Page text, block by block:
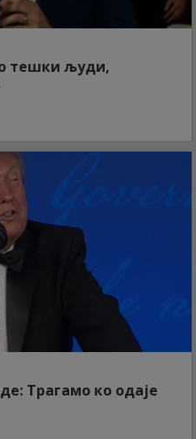
тешки људи,
Трагамо ко одаје